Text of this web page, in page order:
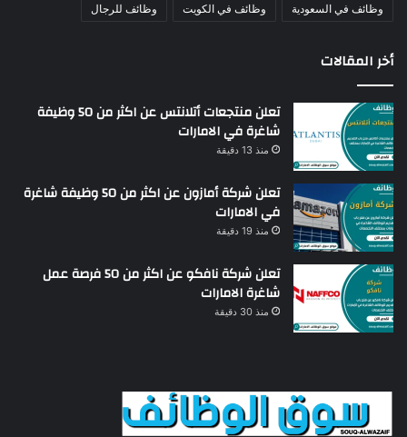
وظائف في السعودية وظائف في الكويت وظائف للرجال
أخر المقالات
تعلن منتجعات أتلانتس عن اكثر من 50 وظيفة
شاغرة في الامارات
منذ 13 دقيقة
تعلن شركة أمازون عن اكثر من 50 وظيفة شاغرة
في الامارات
منذ 19 دقيقة
تعلن شركة نافكو عن اكثر من 50 فرصة عمل
شاغرة الامارات
منذ 30 دقيقة